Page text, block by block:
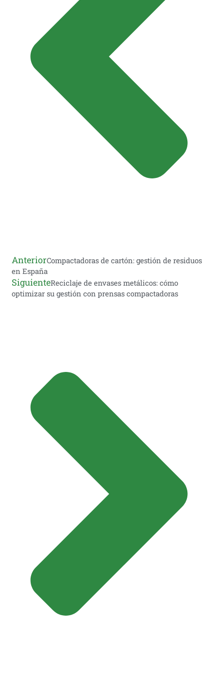
AnteriorCompactadoras de cartón: gestión de residuos
en España
SiguienteReciclaje de envases metálicos: cómo
optimizar su gestión con prensas compactadoras